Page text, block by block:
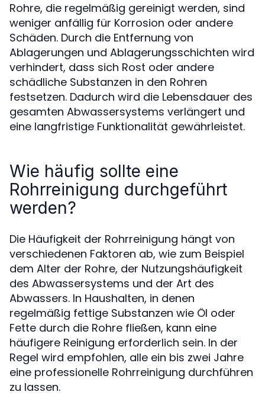
Rohre, die regelmäßig gereinigt werden, sind
weniger anfällig für Korrosion oder andere
Schäden. Durch die Entfernung von
Ablagerungen und Ablagerungsschichten wird
verhindert, dass sich Rost oder andere
schädliche Substanzen in den Rohren
festsetzen. Dadurch wird die Lebensdauer des
gesamten Abwassersystems verlängert und
eine langfristige Funktionalität gewährleistet.
Wie häufig sollte eine
Rohrreinigung durchgeführt
werden?
Die Häufigkeit der Rohrreinigung hängt von
verschiedenen Faktoren ab, wie zum Beispiel
dem Alter der Rohre, der Nutzungshäufigkeit
des Abwassersystems und der Art des
Abwassers. In Haushalten, in denen
regelmäßig fettige Substanzen wie Öl oder
Fette durch die Rohre fließen, kann eine
häufigere Reinigung erforderlich sein. In der
Regel wird empfohlen, alle ein bis zwei Jahre
eine professionelle Rohrreinigung durchführen
zu lassen.